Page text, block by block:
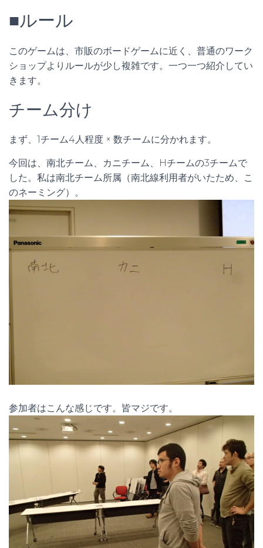
■ルール
このゲームは、市販のボードゲームに近く、普通のワーク
ショップよりルールが少し複雑です。一つ一つ紹介してい
きます。
チーム分け
まず、1チーム4人程度 × 数チームに分かれます。
今回は、南北チーム、カニチーム、Hチームの3チームで
した。私は南北チーム所属（南北線利用者がいたため、こ
のネーミング）。
参加者はこんな感じです。皆マジです。